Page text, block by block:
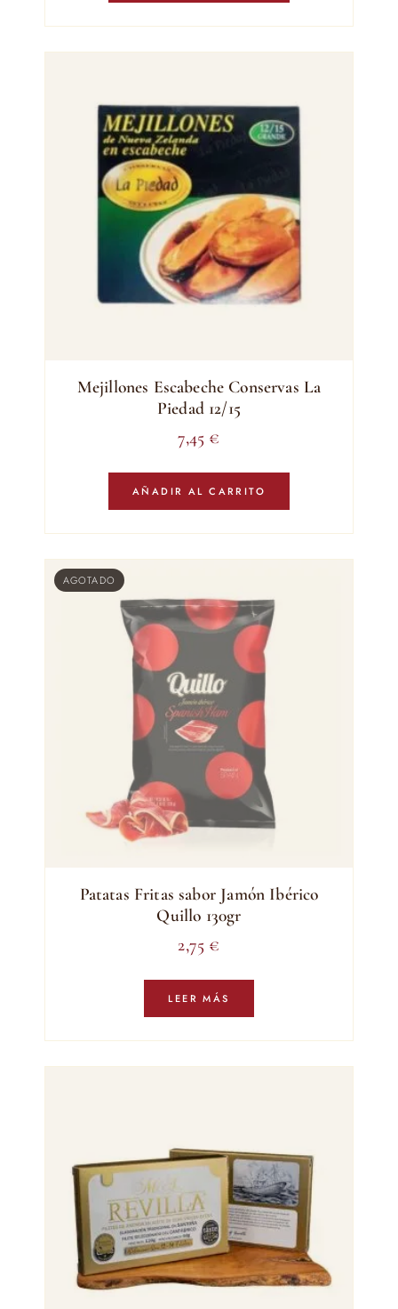
Mejillones Escabeche Conservas La
Piedad 12/15
7,45 €
AÑADIR AL CARRITO
AGOTADO
Patatas Fritas sabor Jamón Ibérico
Quillo 130gr
2,75 €
LEER MÁS